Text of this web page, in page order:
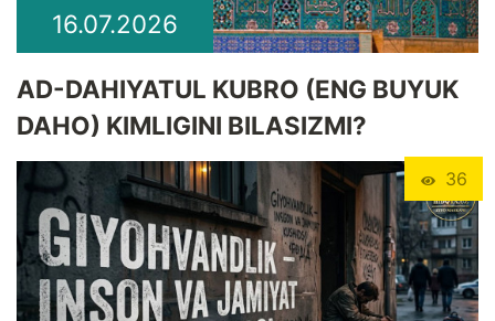
16.07.2026
​AD-DAHIYATUL KUBRO (ENG BUYUK
DAHO) KIMLIGINI BILASIZMI?
36